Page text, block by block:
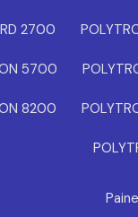
2700
5700
8200